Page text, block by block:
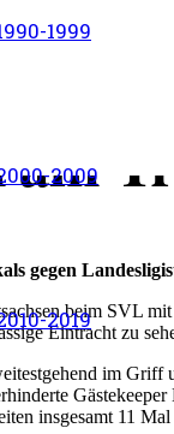
1999
2009
2019
gegen
beim SVL
Eintracht zu
im
insgesamt 11